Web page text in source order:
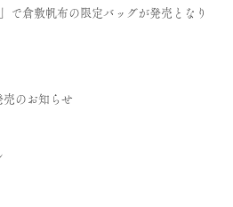
で倉敷帆布の限定バッグが発売となり
のお知らせ